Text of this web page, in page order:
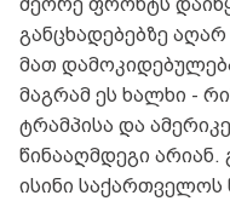
მეორე ფრონტს
განცხადებებზე
მათ
მაგრამ ეს ხალხი -
ტრამპისა და
წინააღმდეგი
ისინი საქართველოს